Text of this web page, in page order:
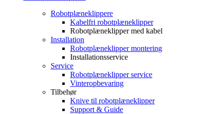
Robotplæneklippere
Kabelfri robotplæneklipper
Robotplæneklipper med kabel
Installation
Robotplæneklipper montering
Installationsservice
Service
Robotplæneklipper service
Vinteropbevaring
Tilbehør
Knive til robotplæneklipper
Support & Guide